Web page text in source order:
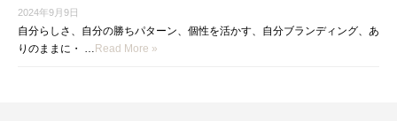
2024年9月9日
自分らしさ、自分の勝ちパターン、個性を活かす、自分ブランディング、あ
りのままに・ …Read More »